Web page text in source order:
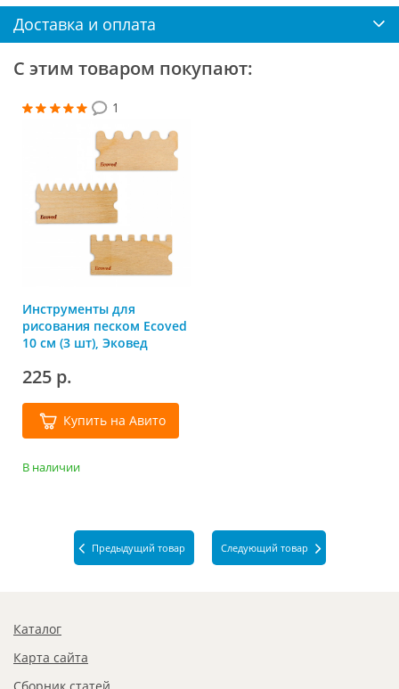
Доставка и оплата
С этим товаром покупают:
Инструменты для
рисования песком Ecoved
10 см (3 шт), Эковед
1
225 р.
Купить на Авито
В наличии
Предыдущий товар Следующий товар
Каталог
Карта сайта
Сборник статей